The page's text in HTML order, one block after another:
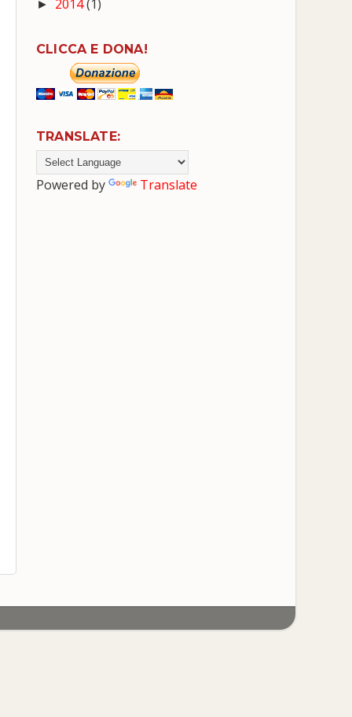
► 2014(1)
CLICCA E DONA!
TRANSLATE:
Powered by Translate